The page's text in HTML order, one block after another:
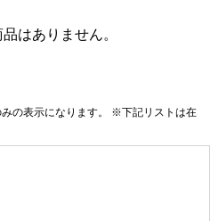
はありません。
の表示になります。 ※下記リストは在